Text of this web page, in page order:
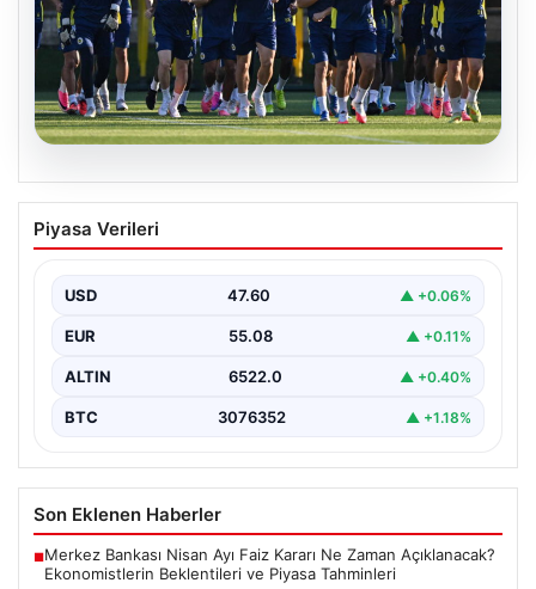
05.08.2026
Fenerbahçe’nin Avrupa kadrosunda
Sturm Graz maçı öncesi değişiklik!
Piyasa Verileri
USD 47.60 ▲ +0.06%
EUR 55.08 ▲ +0.11%
ALTIN 6522.0 ▲ +0.40%
BTC 3076352 ▲ +1.18%
Son Eklenen Haberler
■Merkez Bankası Nisan Ayı Faiz Kararı Ne Zaman Açıklanacak?
Ekonomistlerin Beklentileri ve Piyasa Tahminleri